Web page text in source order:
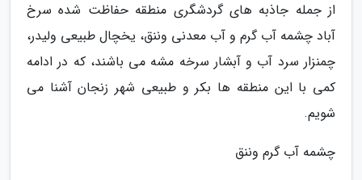
از جمله جاذبه های گردشگری منطقه حفاظت شده سرخ
آباد چشمه آب گرم و آب معدنی وننق، یخچال طبیعی ولیدر،
چمنزار سرد آب و آبشار سرخه مشه می باشند، که در ادامه
کمی با این منطقه ها بکر و طبیعی شهر زنجان آشنا می
شویم.
چشمه آب گرم وننق